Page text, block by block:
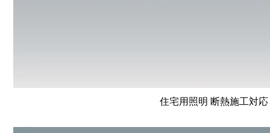
住宅用照明 断熱施工対